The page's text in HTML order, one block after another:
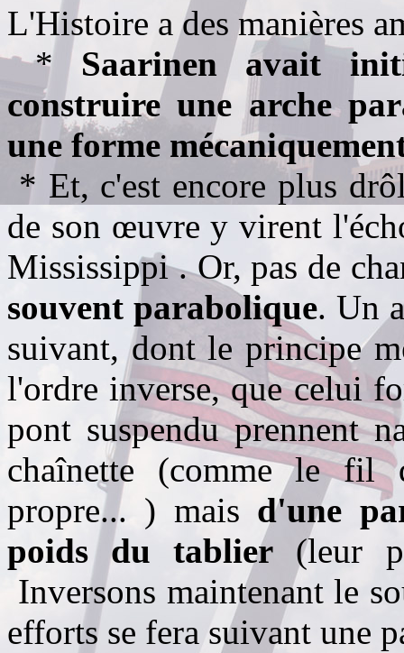
L'Histoire a des manières
* Saarinen avait
construire une arche
une forme
* Et, c'est encore plus
de son œuvre y virent
Mississippi . Or, pas de
souvent parabolique. Un
suivant, dont le principe
l'ordre inverse, que celui
pont suspendu prennent
chaînette (comme le fil
propre... ) mais d'une
poids du tablier (leur
Inversons maintenant le
efforts se fera suivant une